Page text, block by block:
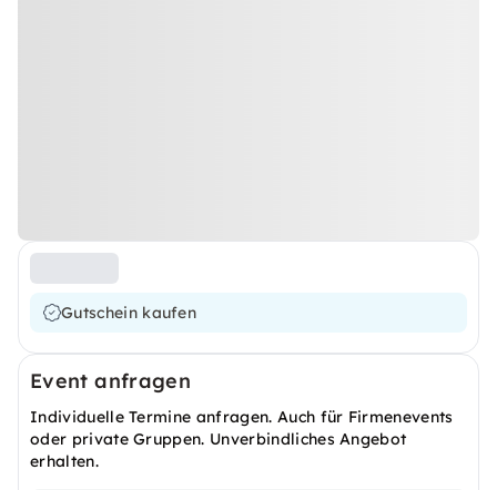
Gutschein kaufen
Event anfragen
Individuelle Termine anfragen. Auch für Firmenevents
oder private Gruppen. Unverbindliches Angebot
erhalten.